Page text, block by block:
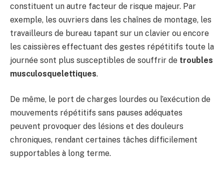
constituent un autre facteur de risque majeur. Par
exemple, les ouvriers dans les chaînes de montage, les
travailleurs de bureau tapant sur un clavier ou encore
les caissières effectuant des gestes répétitifs toute la
journée sont plus susceptibles de souffrir de troubles
musculosquelettiques.
De même, le port de charges lourdes ou l’exécution de
mouvements répétitifs sans pauses adéquates
peuvent provoquer des lésions et des douleurs
chroniques, rendant certaines tâches difficilement
supportables à long terme.